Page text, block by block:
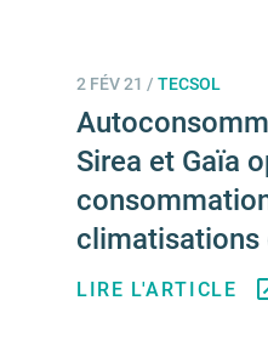
2 FÉV 21 / TECSOL
Sirea et Gaïa
climatisations
LIRE L'ARTICLE